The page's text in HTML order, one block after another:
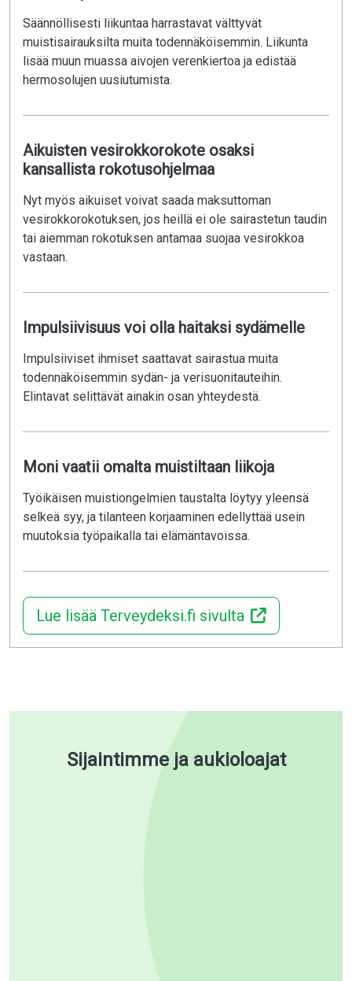
Säännöllisesti liikuntaa harrastavat välttyvät
muistisairauksilta muita todennäköisemmin. Liikunta
lisää muun muassa aivojen verenkiertoa ja edistää
hermosolujen uusiutumista.
Aikuisten vesirokkorokote osaksi
kansallista rokotusohjelmaa
Nyt myös aikuiset voivat saada maksuttoman
vesirokkorokotuksen, jos heillä ei ole sairastetun taudin
tai aiemman rokotuksen antamaa suojaa vesirokkoa
vastaan.
Impulsiivisuus voi olla haitaksi sydämelle
Impulsiiviset ihmiset saattavat sairastua muita
todennäköisemmin sydän- ja verisuonitauteihin.
Elintavat selittävät ainakin osan yhteydestä.
Moni vaatii omalta muistiltaan liikoja
Työikäisen muistiongelmien taustalta löytyy yleensä
selkeä syy, ja tilanteen korjaaminen edellyttää usein
muutoksia työpaikalla tai elämäntavoissa.
Lue lisää Terveydeksi.fi sivulta
Sijaintimme ja aukioloajat